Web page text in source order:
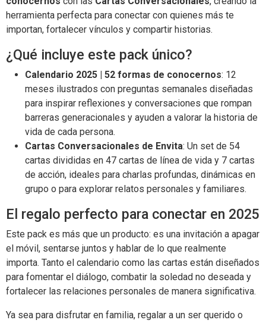
herramienta perfecta para conectar con quienes más te
importan, fortalecer vínculos y compartir historias.
¿Qué incluye este pack único?
Calendario 2025 | 52 formas de conocernos: 12
meses ilustrados con preguntas semanales diseñadas
para inspirar reflexiones y conversaciones que rompan
barreras generacionales y ayuden a valorar la historia de
vida de cada persona.
Cartas Conversacionales de Envita: Un set de 54
cartas divididas en 47 cartas de línea de vida y 7 cartas
de acción, ideales para charlas profundas, dinámicas en
grupo o para explorar relatos personales y familiares.
El regalo perfecto para conectar en 2025
Este pack es más que un producto: es una invitación a apagar
el móvil, sentarse juntos y hablar de lo que realmente
importa. Tanto el calendario como las cartas están diseñados
para fomentar el diálogo, combatir la soledad no deseada y
fortalecer las relaciones personales de manera significativa.
Ya sea para disfrutar en familia, regalar a un ser querido o